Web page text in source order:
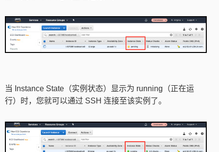
当 Instance State（实例状态）显示为 running（正在运
行）时，您就可以通过 SSH 连接至该实例了。